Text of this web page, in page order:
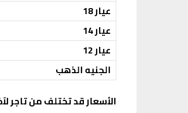
عيار 18
عيار 14
عيار 12
الجنيه الذهب
الأسعار قد تختلف من تاجر